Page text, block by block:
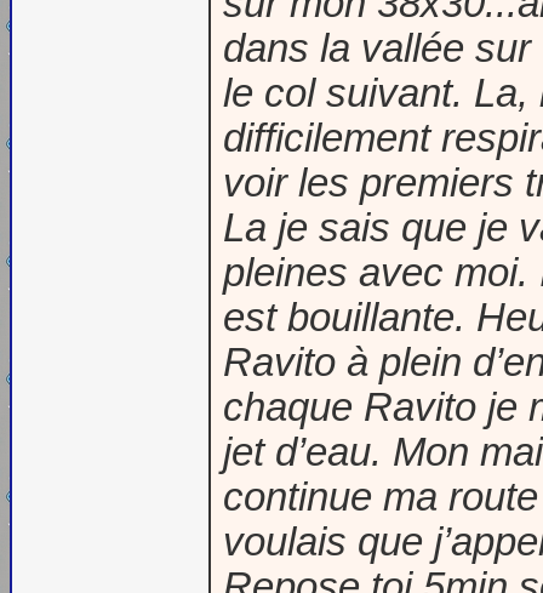
dans la vallée
le col suivant. La,
difficilement
voir les premiers
La je sais que je
pleines avec moi.
est bouillante.
Ravito à plein
chaque Ravito je
jet d’eau. Mon
continue ma
voulais que